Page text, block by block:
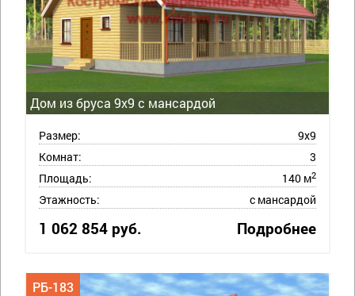
Дом из бруса 9х9 с мансардой
Размер:
9х9
Комнат:
3
Площадь:
140 м2
Этажность: с мансардой
1 062 854 руб. Подробнее
РБ-183